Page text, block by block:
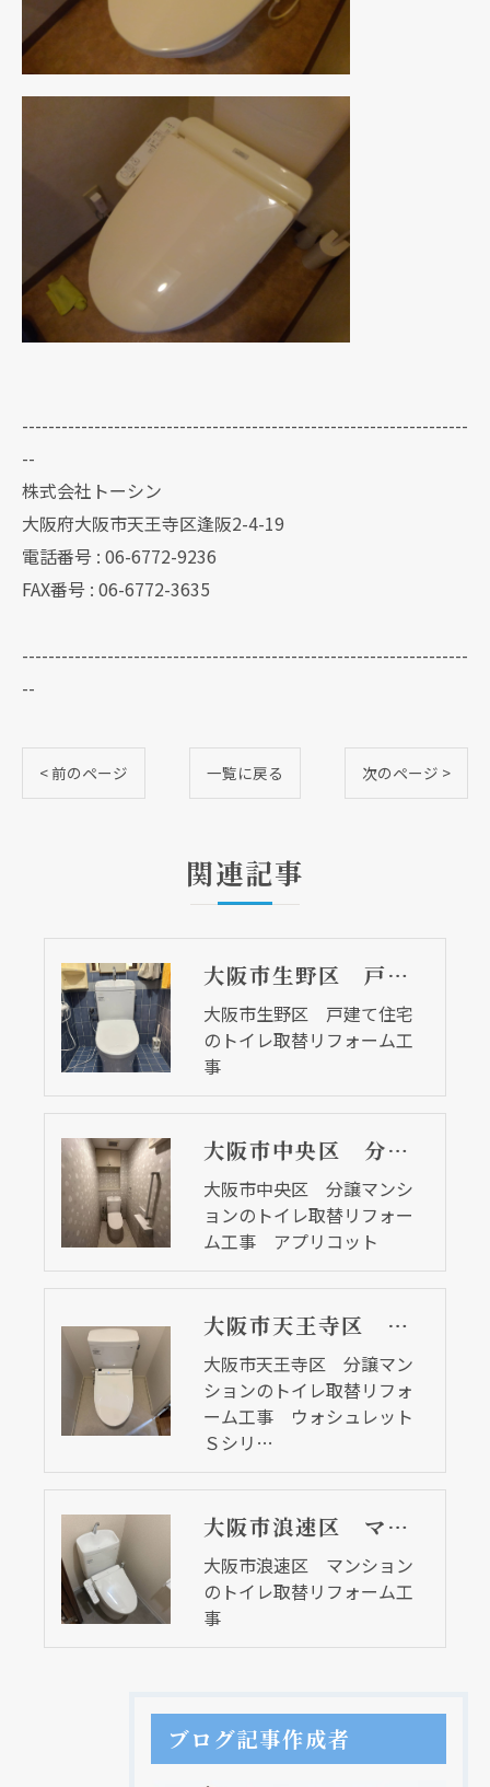
--------------------------------------------------------------------
--
株式会社トーシン
大阪府大阪市天王寺区逢阪2-4-19
電話番号 : 06-6772-9236
FAX番号 : 06-6772-3635
--------------------------------------------------------------------
--
< 前のページ 一覧に戻る 次のページ >
関連記事
大阪市生野区 戸建て住宅のトイレ取替リフォーム工事
大阪市生野区 戸建て住宅
のトイレ取替リフォーム工
事
大阪市中央区 分譲マンションのトイレ取替リフォーム工事 アプリコット
大阪市中央区 分譲マンシ
ョンのトイレ取替リフォー
ム工事 アプリコット
大阪市天王寺区 分譲マンションのトイレ取替リフォーム工事 ウォシュレットＳシリーズ
大阪市天王寺区 分譲マン
ションのトイレ取替リフォ
ーム工事 ウォシュレット
Ｓシリ…
大阪市浪速区 マンションのトイレ取替リフォーム工事
大阪市浪速区 マンション
のトイレ取替リフォーム工
事
ブログ記事作成者